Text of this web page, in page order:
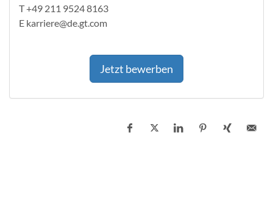
T +49 211 9524 8163
E karriere@de.gt.com
Jetzt bewerben